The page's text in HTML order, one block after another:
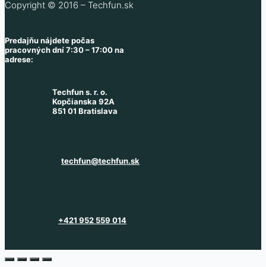
Copyright © 2016 – Techfun.sk
Predajňu nájdete počas
pracovných dní 7:30 – 17:00 na
adrese:
Techfun s. r. o.
Kopčianska 92A
851 01 Bratislava
techfun@techfun.sk
+421 952 559 014